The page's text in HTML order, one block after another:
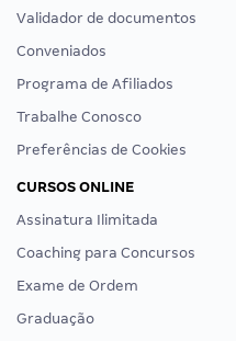
Validador de documentos
Conveniados
Programa de Afiliados
Trabalhe Conosco
Preferências de Cookies
CURSOS ONLINE
Assinatura Ilimitada
Coaching para Concursos
Exame de Ordem
Graduação